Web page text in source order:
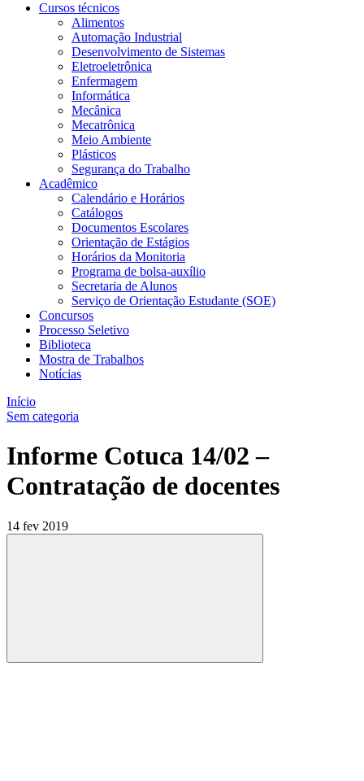
Cursos técnicos
Alimentos
Automação Industrial
Desenvolvimento de Sistemas
Eletroeletrônica
Enfermagem
Informática
Mecânica
Mecatrônica
Meio Ambiente
Plásticos
Segurança do Trabalho
Acadêmico
Calendário e Horários
Catálogos
Documentos Escolares
Orientação de Estágios
Horários da Monitoria
Programa de bolsa-auxílio
Secretaria de Alunos
Serviço de Orientação Estudante (SOE)
Concursos
Processo Seletivo
Biblioteca
Mostra de Trabalhos
Notícias
Início
Sem categoria
Informe Cotuca 14/02 –
Contratação de docentes
14 fev 2019
Compartilhar